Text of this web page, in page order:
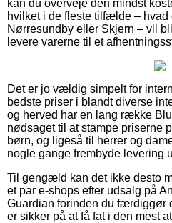
kan du overveje den mindst
hvilket i de fleste tilfælde – hvad
Nørresundby eller Skjern – vil
levere varerne til et
Det er jo vældig simpelt for
bedste priser i blandt diverse
og herved har en lang række
nødsaget til at stampe priserne
børn, og ligeså til herrer og
nogle gange frembyde levering
Til gengæld kan det ikke desto
et par e-shops efter udsalg på
Guardian forinden du færdiggør
er sikker på at få fat i den mest